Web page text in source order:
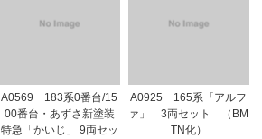
A0569 183系0番台/15
00番台・あずさ新塗装
特急「かいじ」 9両セッ
A0925 165系「アルフ
ァ」 3両セット （BM
TN化）